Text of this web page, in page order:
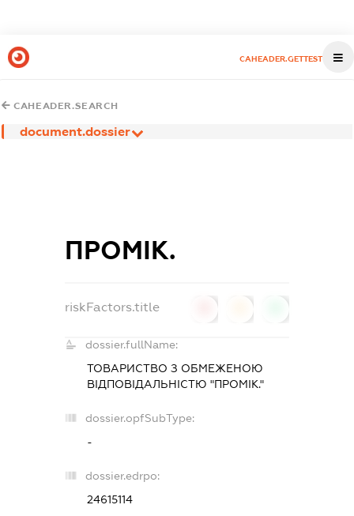
CAHEADER.GETTEST
CAHEADER.SEARCH
document.dossier
ПРОМІК.
riskFactors.title
dossier.fullName:
ТОВАРИСТВО З ОБМЕЖЕНОЮ
ВІДПОВІДАЛЬНІСТЮ "ПРОМІК."
dossier.opfSubType:
-
dossier.edrpo:
24615114